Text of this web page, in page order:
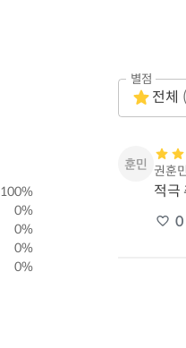
100%
0%
0%
0%
0%
별점
1 Star
전체 (
권훈민
적극
0